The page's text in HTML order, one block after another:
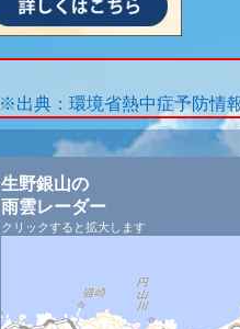
※出典：環境省熱中症予防情
生野銀山の
雨雲レーダー
クリックすると拡大します